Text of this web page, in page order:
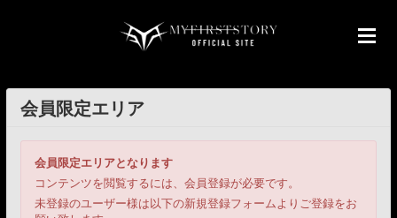
会員限定エリア
会員限定エリアとなります
コンテンツを閲覧するには、会員登録が必要です。
未登録のユーザー様は以下の新規登録フォームよりご登録をお